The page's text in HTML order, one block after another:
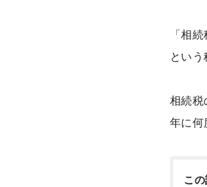
「相
という
相続税
年に何
こ